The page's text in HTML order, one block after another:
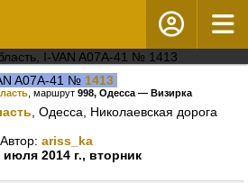
A07A-41 № 1413
, маршрут 998, Одесса — Визирка
, Одесса, Николаевская дорога
Автор: ariss_ka
июля 2014 г., вторник